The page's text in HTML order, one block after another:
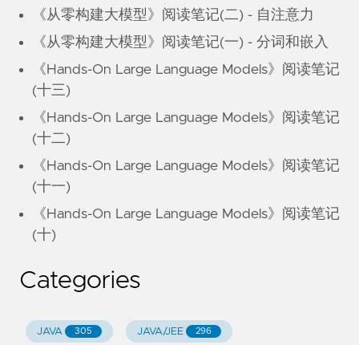
《从零构建大模型》阅读笔记(二) - 自注意力
《从零构建大模型》阅读笔记(一) - 分词和嵌入
《Hands-On Large Language Models》阅读笔记
(十三)
《Hands-On Large Language Models》阅读笔记
(十二)
《Hands-On Large Language Models》阅读笔记
(十一)
《Hands-On Large Language Models》阅读笔记
(十)
Categories
JAVA 305 JAVA/JEE 296